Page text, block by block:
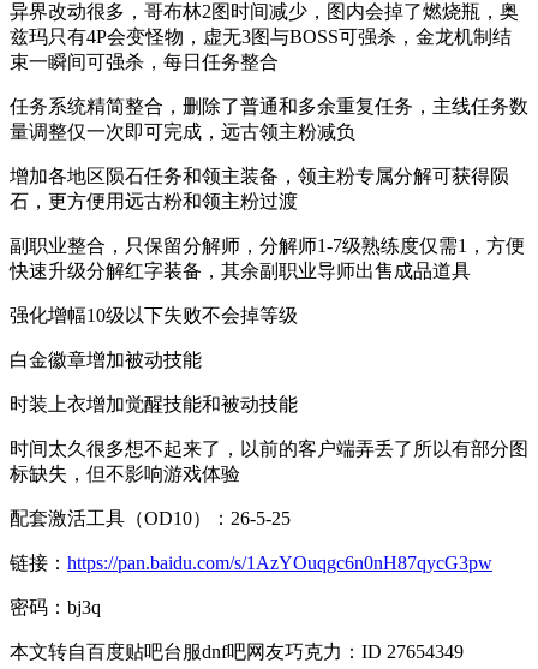
异界改动很多，哥布林2图时间减少，图内会掉了燃烧瓶，奥
兹玛只有4P会变怪物，虚无3图与BOSS可强杀，金龙机制结
束一瞬间可强杀，每日任务整合
任务系统精简整合，删除了普通和多余重复任务，主线任务数
量调整仅一次即可完成，远古领主粉减负
增加各地区陨石任务和领主装备，领主粉专属分解可获得陨
石，更方便用远古粉和领主粉过渡
副职业整合，只保留分解师，分解师1-7级熟练度仅需1，方便
快速升级分解红字装备，其余副职业导师出售成品道具
强化增幅10级以下失败不会掉等级
白金徽章增加被动技能
时装上衣增加觉醒技能和被动技能
时间太久很多想不起来了，以前的客户端弄丢了所以有部分图
标缺失，但不影响游戏体验
配套激活工具（OD10）：26-5-25
链接： https://pan.baidu.com/s/1AzYOuqgc6n0nH87qycG3pw
密码：bj3q
本文转自百度贴吧台服dnf吧网友巧克力：ID 27654349